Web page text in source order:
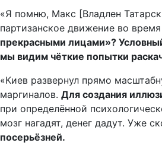
«Я помню, Макс [Владлен
партизанское движение во
прекрасными лицами»?
мы видим чёткие попытки
«Киев развернул прямо
маргиналов. Для создания
при определённой
мозг нагадят, денег дадут. Уже
посерьёзней.